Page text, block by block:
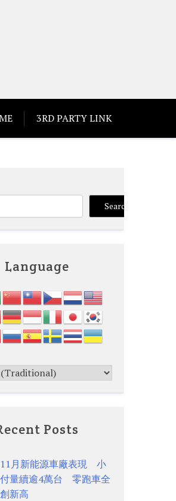
3RD PARTY LINK
Search
Language
Posts
月新能源車廠表現 小
量續逾4萬台 零跑車全
新高